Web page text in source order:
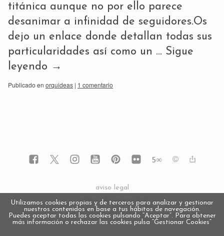
titánica aunque no por ello parece
desanimar a infinidad de seguidores.Os
dejo un enlace donde detallan todas sus
particularidades así como un … Sigue
leyendo →
Publicado en orquideas | 1 comentario
5∞
aviso legal
política de privacidad
política de cookies
Utilizamos cookies propias y de terceros para analizar y gestionar
nuestros contenidos en base a tus hábitos de navegación.
Puedes aceptar todas las cookies pulsando “Aceptar”. Para obtener
más información o rechazar las cookies pulsa “Gestionar Cookies“